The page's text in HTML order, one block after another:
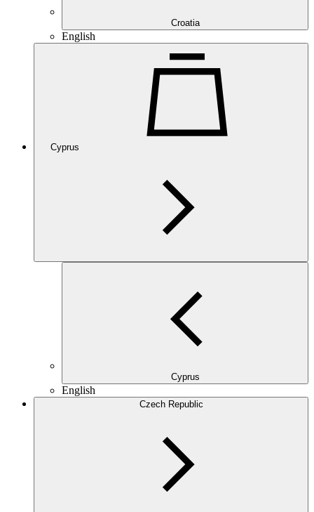
Croatia
English
Cyprus
Cyprus
English
Czech Republic